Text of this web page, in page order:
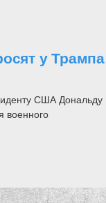
у Трампа
США Дональду
военного